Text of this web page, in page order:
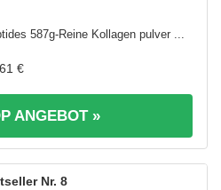
587g-Reine Kollagen pulver ...
€
ANGEBOT »
8